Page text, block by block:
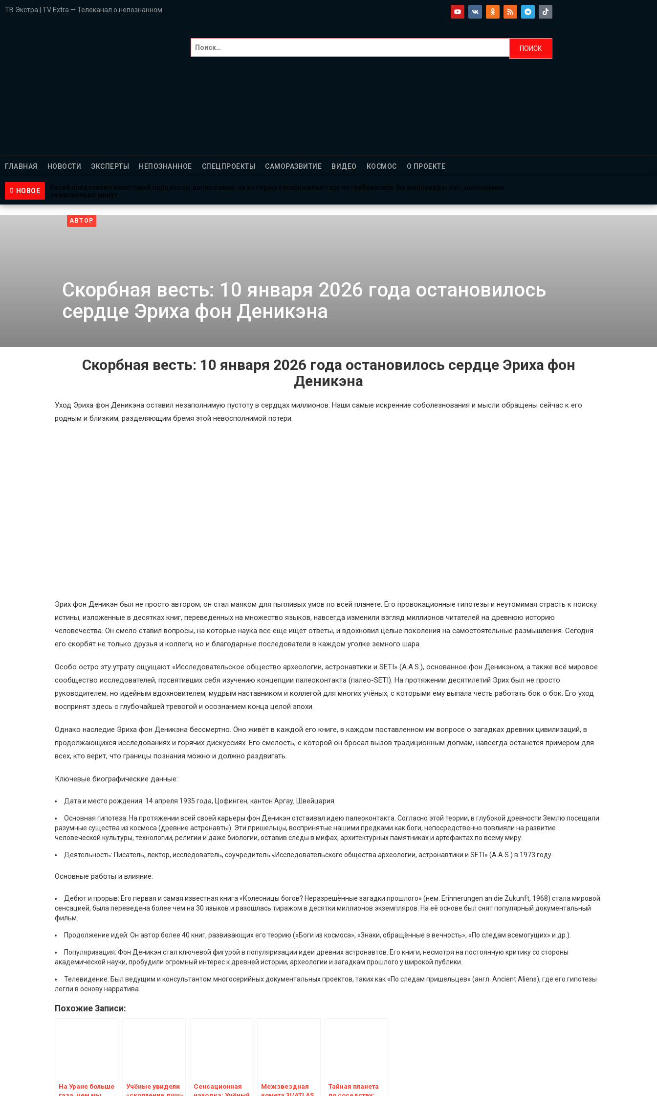
ТВ Экстра | TV Extra — Телеканал о непознанном
ГЛАВНАЯ НОВОСТИ ЭКСПЕРТЫ НЕПОЗНАННОЕ СПЕЦПРОЕКТЫ САМОРАЗВИТИЕ ВИДЕО КОСМОС О ПРОЕКТЕ
Саморазвитие
ВИДЕО
НОВОЕ
Китай представил квантовый процессор: вычисления, на которые суперкомпьютеру потребовались бы миллиарды лет, выполнены
за несколько минут
1 неделя назад
NASA ищет добровольцев для жизни на Луне и Марсе: готовы провести год в полной изоляции?
3 недели назад
Пентагон снова открыл архивы НЛО: вопросов стало больше, чем ответов
АВТОР
Скорбная весть: 10 января 2026 года остановилось
сердце Эриха фон Деникэна
Скорбная весть: 10 января 2026 года остановилось сердце Эриха фон
Деникэна
Уход Эриха фон Деникэна оставил незаполнимую пустоту в сердцах миллионов. Наши самые искренние соболезнования и мысли обращены сейчас к его
родным и близким, разделяющим бремя этой невосполнимой потери.
Эрих фон Деникэн был не просто автором, он стал маяком для пытливых умов по всей планете. Его провокационные гипотезы и неутомимая страсть к поиску
истины, изложенные в десятках книг, переведенных на множество языков, навсегда изменили взгляд миллионов читателей на древнюю историю
человечества. Он смело ставил вопросы, на которые наука всё еще ищет ответы, и вдохновил целые поколения на самостоятельные размышления. Сегодня
его скорбят не только друзья и коллеги, но и благодарные последователи в каждом уголке земного шара.
Особо остро эту утрату ощущают «Исследовательское общество археологии, астронавтики и SETI» (A.A.S.), основанное фон Деникэном, а также всё мировое
сообщество исследователей, посвятивших себя изучению концепции палеоконтакта (палео-SETI). На протяжении десятилетий Эрих был не просто
руководителем, но идейным вдохновителем, мудрым наставником и коллегой для многих учёных, с которыми ему выпала честь работать бок о бок. Его уход
воспринят здесь с глубочайшей тревогой и осознанием конца целой эпохи.
Однако наследие Эриха фон Деникэна бессмертно. Оно живёт в каждой его книге, в каждом поставленном им вопросе о загадках древних цивилизаций, в
продолжающихся исследованиях и горячих дискуссиях. Его смелость, с которой он бросал вызов традиционным догмам, навсегда останется примером для
всех, кто верит, что границы познания можно и должно раздвигать.
Ключевые биографические данные:
Дата и место рождения: 14 апреля 1935 года, Цофинген, кантон Аргау, Швейцария.
Основная гипотеза: На протяжении всей своей карьеры фон Деникэн отстаивал идею палеоконтакта. Согласно этой теории, в глубокой древности Землю посещали
разумные существа из космоса (древние астронавты). Эти пришельцы, воспринятые нашими предками как боги, непосредственно повлияли на развитие
человеческой культуры, технологии, религии и даже биологии, оставив следы в мифах, архитектурных памятниках и артефактах по всему миру.
Деятельность: Писатель, лектор, исследователь, соучредитель «Исследовательского общества археологии, астронавтики и SETI» (A.A.S.) в 1973 году.
Основные работы и влияние:
Дебют и прорыв: Его первая и самая известная книга «Колесницы богов? Неразрешённые загадки прошлого» (нем. Erinnerungen an die Zukunft, 1968) стала мировой
сенсацией, была переведена более чем на 30 языков и разошлась тиражом в десятки миллионов экземпляров. На её основе был снят популярный документальный
фильм.
Продолжение идей: Он автор более 40 книг, развивающих его теорию («Боги из космоса», «Знаки, обращённые в вечность», «По следам всемогущих» и др.).
Популяризация: Фон Деникэн стал ключевой фигурой в популяризации идеи древних астронавтов. Его книги, несмотря на постоянную критику со стороны
академической науки, пробудили огромный интерес к древней истории, археологии и загадкам прошлого у широкой публики.
Телевидение: Был ведущим и консультантом многосерийных документальных проектов, таких как «По следам пришельцев» (англ. Ancient Aliens), где его гипотезы
легли в основу нарратива.
Похожие Записи:
На Уране больше
Учёные увидели
Сенсационная
Межзвездная
Тайная планета